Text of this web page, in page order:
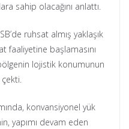
sahip olacağını anlattı.
ruhsat almış yaklaşık
faaliyetine başlamasını
lojistik konumunun
çekti.
konvansiyonel yük
yapımı devam eden